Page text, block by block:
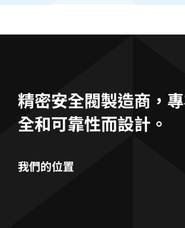
精密安全閥製造商，
全和可靠性而設計。
我們的位置